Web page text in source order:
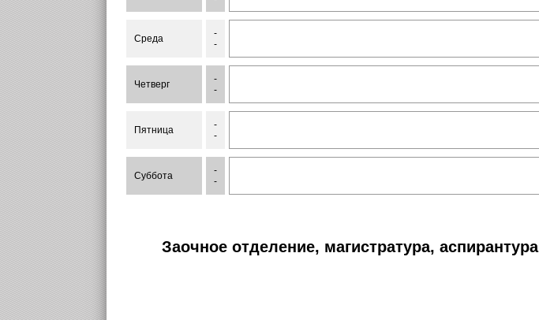
Среда
-
-
Четверг
-
-
Пятница
-
-
Суббота
-
-
Заочное отделение, магистратура, аспирантура